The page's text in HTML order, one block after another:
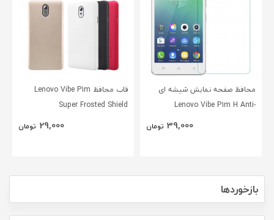
محافظ صفحه نمایش شیشه ای
Lenovo Vibe P1m H Anti-
39,000 تومان
قاب محافظ Lenovo Vibe P1m
Super Frosted Shield
29,000 تومان
بازخوردها